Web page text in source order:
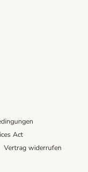
Act
Vertrag widerrufen